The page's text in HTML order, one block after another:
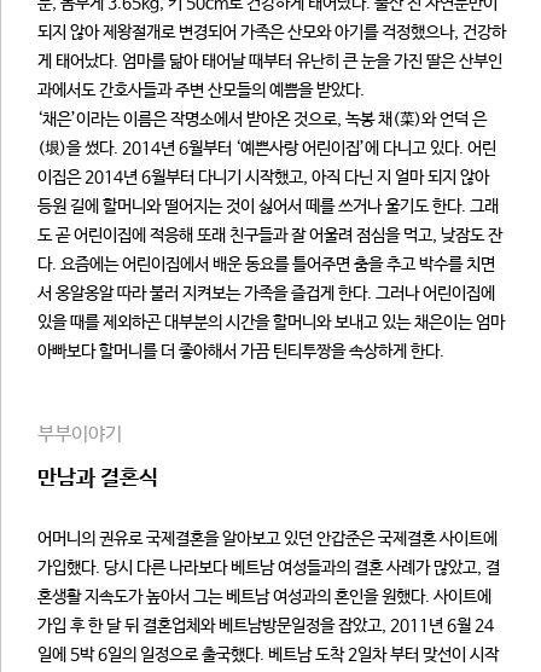
되지 않아 제왕절개로 변경되어 가족은 산모와 아기를 걱정했으나, 건강하
게 태어났다. 엄마를 닮아 태어날 때부터 유난히 큰 눈을 가진 딸은 산부인
과에서도 간호사들과 주변 산모들의 예쁨을 받았다.
‘채은’이라는 이름은 작명소에서 받아온 것으로, 녹봉 채(菜)와 언덕 은
(垠)을 썼다. 2014년 6월부터 ‘예쁜사랑 어린이집’에 다니고 있다. 어린
이집은 2014년 6월부터 다니기 시작했고, 아직 다닌 지 얼마 되지 않아
등원 길에 할머니와 떨어지는 것이 싫어서 떼를 쓰거나 울기도 한다. 그래
도 곧 어린이집에 적응해 또래 친구들과 잘 어울려 점심을 먹고, 낮잠도 잔
다. 요즘에는 어린이집에서 배운 동요를 틀어주면 춤을 추고 박수를 치면
서 옹알옹알 따라 불러 지켜보는 가족을 즐겁게 한다. 그러나 어린이집에
있을 때를 제외하곤 대부분의 시간을 할머니와 보내고 있는 채은이는 엄마
아빠보다 할머니를 더 좋아해서 가끔 틴티투짱을 속상하게 한다.
부부이야기
만남과 결혼식
어머니의 권유로 국제결혼을 알아보고 있던 안갑준은 국제결혼 사이트에
가입했다. 당시 다른 나라보다 베트남 여성들과의 결혼 사례가 많았고, 결
혼생활 지속도가 높아서 그는 베트남 여성과의 혼인을 원했다. 사이트에
가입 후 한 달 뒤 결혼업체와 베트남방문일정을 잡았고, 2011년 6월 24
일에 5박 6일의 일정으로 출국했다. 베트남 도착 2일차 부터 맞선이 시작